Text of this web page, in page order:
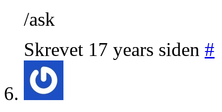
/ask
Skrevet 17 years siden #